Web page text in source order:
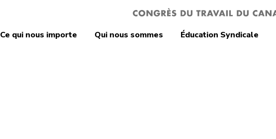
Ce qui nous importe Qui nous sommes Éducation Syndicale